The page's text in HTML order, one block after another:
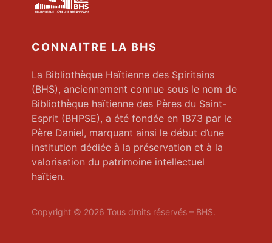
CONNAITRE LA BHS
La Bibliothèque Haïtienne des Spiritains
(BHS), anciennement connue sous le nom de
Bibliothèque haïtienne des Pères du Saint-
Esprit (BHPSE), a été fondée en 1873 par le
Père Daniel, marquant ainsi le début d’une
institution dédiée à la préservation et à la
valorisation du patrimoine intellectuel
haïtien.
Copyright © 2026 Tous droits réservés – BHS.